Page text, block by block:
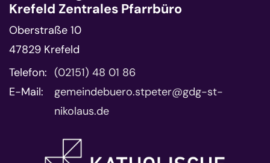
Krefeld Zentrales Pfarrbüro
Oberstraße 10
47829 Krefeld
Telefon: (02151) 48 01 86
E-Mail:
gemeindebuero.stpeter@gdg-st-
nikolaus.de